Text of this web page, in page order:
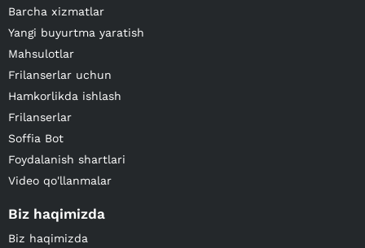
Barcha xizmatlar
Yangi buyurtma yaratish
Mahsulotlar
Frilanserlar uchun
Hamkorlikda ishlash
Frilanserlar
Soffia Bot
Foydalanish shartlari
Video qo'llanmalar
Biz haqimizda
Biz haqimizda